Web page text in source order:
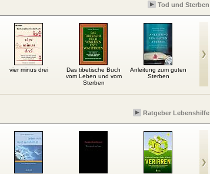
Tod und Sterben
vier minus drei
Das tibetische Buch
vom Leben und vom
Sterben
Anleitung zum guten
Sterben
Ratgeber Lebenshilfe